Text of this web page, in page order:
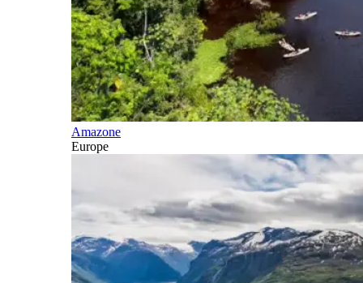
Amazone
Europe